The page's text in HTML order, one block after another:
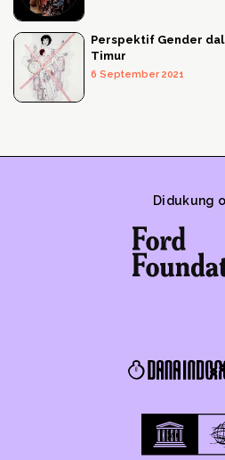
Perspektif Gender
Timur
6 September 2021
Didukung